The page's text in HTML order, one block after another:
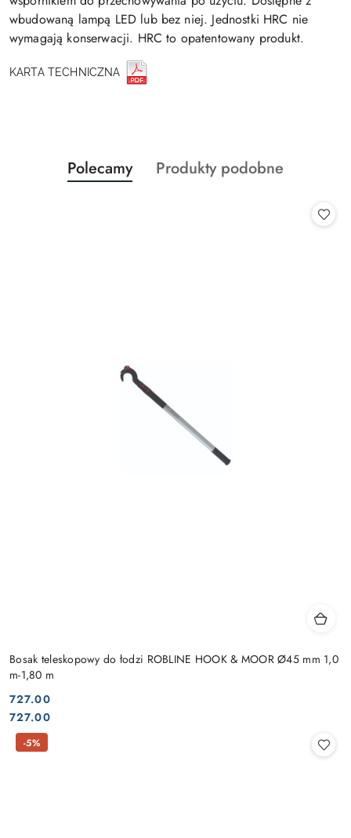
wbudowaną lampą LED lub bez niej. Jednostki HRC nie
wymagają konserwacji. HRC to opatentowany produkt.
KARTA TECHNICZNA
Pomiń karuzelę produktów
Produkty
o
Polecamy
Produkty
Produkty podobne
Bosak teleskopowy do łodzi ROBLINE HOOK & MOOR Ø45 mm 1,0
m-1,80 m
Cena:
727.00
Cena:
727.00
-5%